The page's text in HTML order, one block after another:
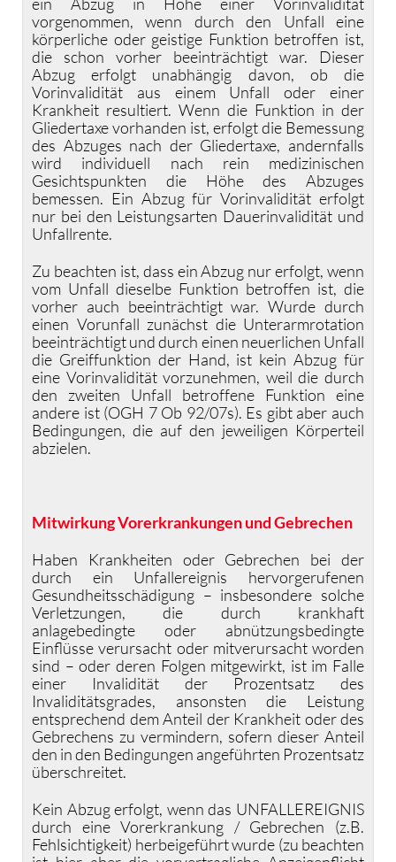
vorgenommen, wenn durch den Unfall eine
körperliche oder geistige Funktion betroffen ist,
die schon vorher beeinträchtigt war. Dieser
Abzug erfolgt unabhängig davon, ob die
Vorinvalidität aus einem Unfall oder einer
Krankheit resultiert. Wenn die Funktion in der
Gliedertaxe vorhanden ist, erfolgt die Bemessung
des Abzuges nach der Gliedertaxe, andernfalls
wird individuell nach rein medizinischen
Gesichtspunkten die Höhe des Abzuges
bemessen. Ein Abzug für Vorinvalidität erfolgt
nur bei den Leistungsarten Dauerinvalidität und
Unfallrente.
Zu beachten ist, dass ein Abzug nur erfolgt, wenn
vom Unfall dieselbe Funktion betroffen ist, die
vorher auch beeinträchtigt war. Wurde durch
einen Vorunfall zunächst die Unterarmrotation
beeinträchtigt und durch einen neuerlichen Unfall
die Greiffunktion der Hand, ist kein Abzug für
eine Vorinvalidität vorzunehmen, weil die durch
den zweiten Unfall betroffene Funktion eine
andere ist (OGH 7 Ob 92/07s). Es gibt aber auch
Bedingungen, die auf den jeweiligen Körperteil
abzielen.
Mitwirkung Vorerkrankungen und Gebrechen
Haben Krankheiten oder Gebrechen bei der
durch ein Unfallereignis hervorgerufenen
Gesundheitsschädigung – insbesondere solche
Verletzungen, die durch krankhaft
anlagebedingte oder abnützungsbedingte
Einflüsse verursacht oder mitverursacht worden
sind – oder deren Folgen mitgewirkt, ist im Falle
einer Invalidität der Prozentsatz des
Invaliditätsgrades, ansonsten die Leistung
entsprechend dem Anteil der Krankheit oder des
Gebrechens zu vermindern, sofern dieser Anteil
den in den Bedingungen angeführten Prozentsatz
überschreitet.
Kein Abzug erfolgt, wenn das UNFALLEREIGNIS
durch eine Vorerkrankung / Gebrechen (z.B.
Fehlsichtigkeit) herbeigeführt wurde (zu beachten